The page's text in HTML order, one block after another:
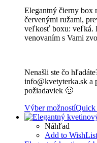
Elegantný čierny box
červenými ružami,
veľkosť boxu: veľká.
venovaním s Vami
Nenašli ste čo
info@kvetyterka.sk a
požiadaviek 🙂
Výber možností
Náhľad
Add to WishList